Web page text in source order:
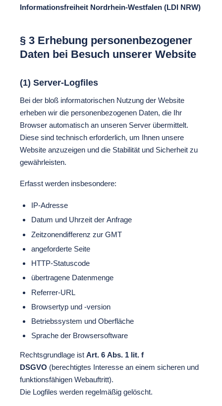
Informationsfreiheit Nordrhein-Westfalen (LDI NRW)
§ 3 Erhebung personenbezogener
Daten bei Besuch unserer Website
(1) Server-Logfiles
Bei der bloß informatorischen Nutzung der Website
erheben wir die personenbezogenen Daten, die Ihr
Browser automatisch an unseren Server übermittelt.
Diese sind technisch erforderlich, um Ihnen unsere
Website anzuzeigen und die Stabilität und Sicherheit zu
gewährleisten.
Erfasst werden insbesondere:
IP-Adresse
Datum und Uhrzeit der Anfrage
Zeitzonendifferenz zur GMT
angeforderte Seite
HTTP-Statuscode
übertragene Datenmenge
Referrer-URL
Browsertyp und -version
Betriebssystem und Oberfläche
Sprache der Browsersoftware
Rechtsgrundlage ist Art. 6 Abs. 1 lit. f
DSGVO (berechtigtes Interesse an einem sicheren und
funktionsfähigen Webauftritt).
Die Logfiles werden regelmäßig gelöscht.